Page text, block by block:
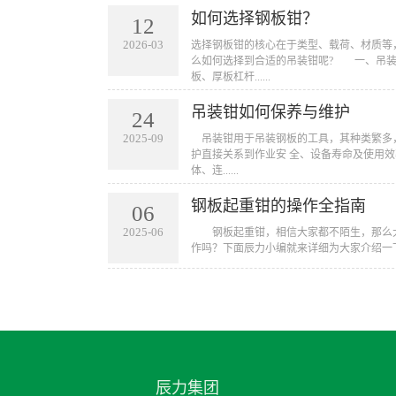
12
2026-03
如何选择钢板钳？
选择钢板钳的核心在于类型、载荷、材质
么如何选择到合适的吊装钳呢? 一、吊
板、厚板杠杆......
24
2025-09
吊装钳如何保养与维护
吊装钳用于吊装钢板的工具，其种类繁
护直接关系到作业安 全、设备寿命及使
体、连......
06
2025-06
钢板起重钳的操作全指南
钢板起重钳，相信大家都不陌生，那么
作吗？下面辰力小编就来详细为大家介绍
辰力集团